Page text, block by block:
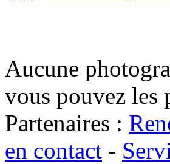
Aucune
vous pouvez les
Partenaires :
en contact -